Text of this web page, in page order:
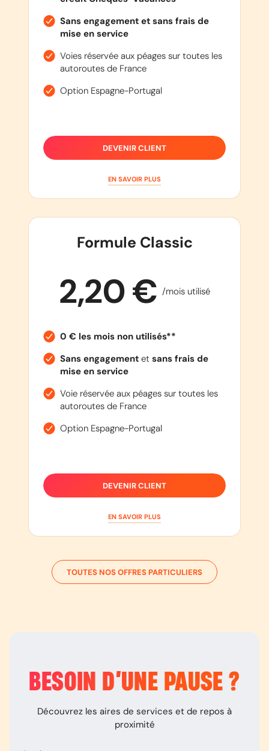
Sans engagement et sans frais de
mise en service
Voies réservée aux péages sur toutes les
autoroutes de France
Option Espagne-Portugal
DEVENIR CLIENT
EN SAVOIR PLUS
Formule Classic
2,20 € /mois utilisé
0 € les mois non utilisés**
Sans engagementet sans frais de
mise en service
Voie réservée aux péages sur toutes les
autoroutes de France
Option Espagne-Portugal
DEVENIR CLIENT
EN SAVOIR PLUS
TOUTES NOS OFFRES PARTICULIERS
BESOIN D’UNE PAUSE ?
Découvrez les aires de services et de repos à
proximité